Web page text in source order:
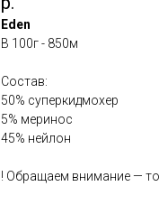
Eden
В 100г - 850м
Состав:
50% суперкидмохер
5% меринос
45% нейлон
! Обращаем внимание —